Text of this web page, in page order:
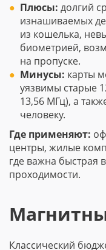
Плюсы: долгий
изнашиваемых
из кошелька,
биометрией,
на пропуске.
Минусы: карты
уязвимы старые
13,56 МГц), а
человеку.
Где применяют:
центры, жилые
где важна быстрая
проходимости.
Классический